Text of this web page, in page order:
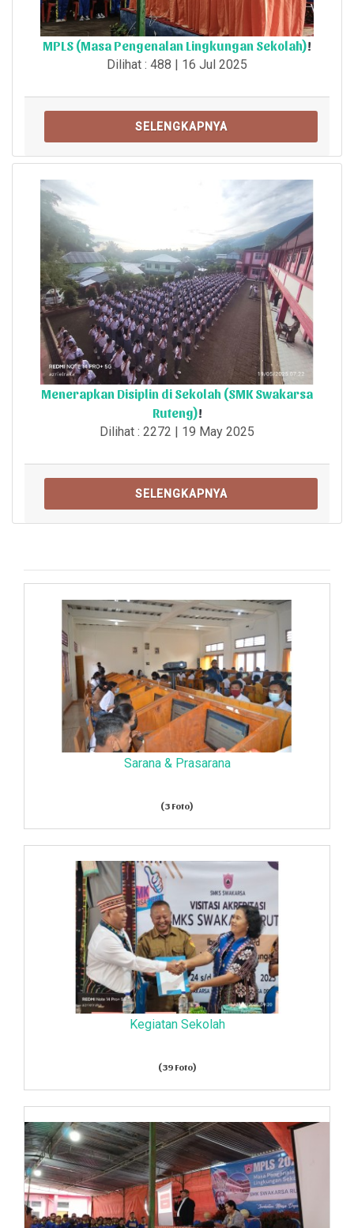
MPLS (Masa Pengenalan Lingkungan Sekolah)!
Dilihat : 488 | 16 Jul 2025
SELENGKAPNYA
Menerapkan Disiplin di Sekolah (SMK Swakarsa
Ruteng)!
Dilihat : 2272 | 19 May 2025
SELENGKAPNYA
Sarana & Prasarana
(3 Foto)
Kegiatan Sekolah
(39 Foto)